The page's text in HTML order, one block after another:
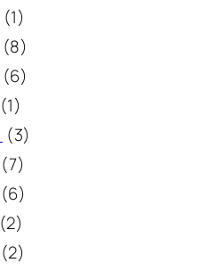
(1)
(8)
(6)
(1)
(3)
(7)
(6)
(2)
(2)